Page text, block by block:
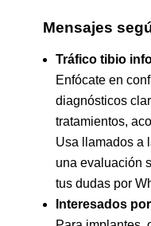
Mensajes
Tráfico tibio
Enfócate en
diagnósticos
tratamientos,
Usa llamados a
una evaluación
tus dudas por
Interesados